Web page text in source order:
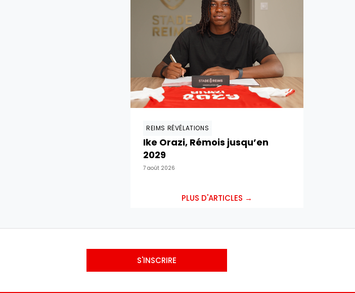
REIMS RÉVÉLATIONS
Ike Orazi, Rémois jusqu’en
2029
7 août 2026
PLUS D'ARTICLES →
S'INSCRIRE